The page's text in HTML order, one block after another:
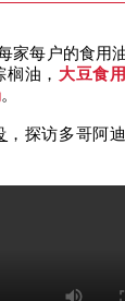
家每户的食用
油， 大豆食
。
，探访多哥阿